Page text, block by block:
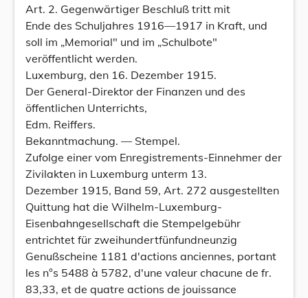
Art. 2. Gegenwärtiger Beschluß tritt mit
Ende des Schuljahres 1916—1917 in Kraft, und
soll im „Memorial" und im „Schulbote"
veröffentlicht werden.
Luxemburg, den 16. Dezember 1915.
Der General-Direktor der Finanzen und des
öffentlichen Unterrichts,
Edm. Reiffers.
Bekanntmachung. — Stempel.
Zufolge einer vom Enregistrements-Einnehmer der
Zivilakten in Luxemburg unterm 13.
Dezember 1915, Band 59, Art. 272 ausgestellten
Quittung hat die Wilhelm-Luxemburg-
Eisenbahngesellschaft die Stempelgebühr
entrichtet für zweihundertfünfundneunzig
Genußscheine 1181 d'actions anciennes, portant
les n°s 5488 à 5782, d'une valeur chacune de fr.
83,33, et de quatre actions de jouissance